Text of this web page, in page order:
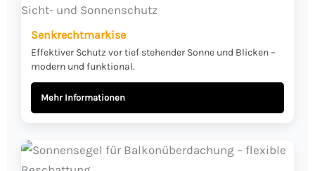
Senkrechtmarkise
Effektiver Schutz vor tief stehender Sonne und Blicken –
modern und funktional.
Mehr Informationen